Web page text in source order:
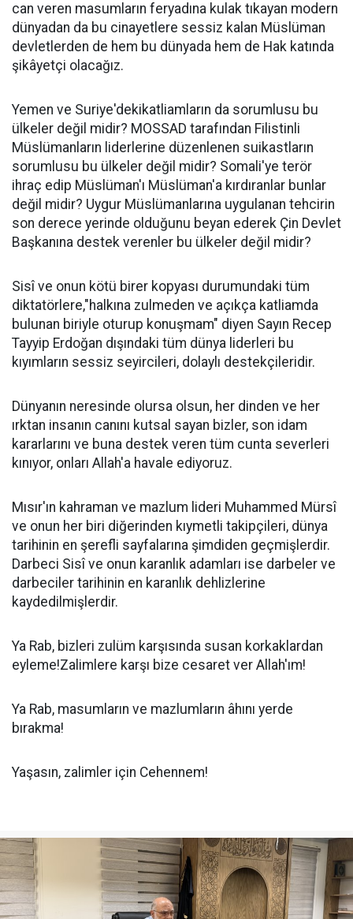
can veren masumların feryadına kulak tıkayan modern
dünyadan da bu cinayetlere sessiz kalan Müslüman
devletlerden de hem bu dünyada hem de Hak katında
şikâyetçi olacağız.
Yemen ve Suriye'dekikatliamların da sorumlusu bu
ülkeler değil midir? MOSSAD tarafından Filistinli
Müslümanların liderlerine düzenlenen suikastların
sorumlusu bu ülkeler değil midir? Somali'ye terör
ihraç edip Müslüman'ı Müslüman'a kırdıranlar bunlar
değil midir? Uygur Müslümanlarına uygulanan tehcirin
son derece yerinde olduğunu beyan ederek Çin Devlet
Başkanına destek verenler bu ülkeler değil midir?
Sisî ve onun kötü birer kopyası durumundaki tüm
diktatörlere,"halkına zulmeden ve açıkça katliamda
bulunan biriyle oturup konuşmam" diyen Sayın Recep
Tayyip Erdoğan dışındaki tüm dünya liderleri bu
kıyımların sessiz seyircileri, dolaylı destekçileridir.
Dünyanın neresinde olursa olsun, her dinden ve her
ırktan insanın canını kutsal sayan bizler, son idam
kararlarını ve buna destek veren tüm cunta severleri
kınıyor, onları Allah'a havale ediyoruz.
Mısır'ın kahraman ve mazlum lideri Muhammed Mürsî
ve onun her biri diğerinden kıymetli takipçileri, dünya
tarihinin en şerefli sayfalarına şimdiden geçmişlerdir.
Darbeci Sisî ve onun karanlık adamları ise darbeler ve
darbeciler tarihinin en karanlık dehlizlerine
kaydedilmişlerdir.
Ya Rab, bizleri zulüm karşısında susan korkaklardan
eyleme!Zalimlere karşı bize cesaret ver Allah'ım!
Ya Rab, masumların ve mazlumların âhını yerde
bırakma!
Yaşasın, zalimler için Cehennem!